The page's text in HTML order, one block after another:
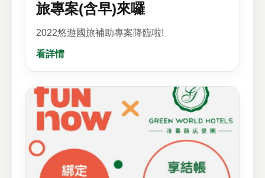
旅專案(含早)來囉
2022悠遊國旅補助專案降臨啦!
看詳情